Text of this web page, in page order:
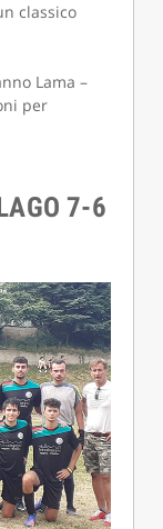
classico
Lama –
per
7-6